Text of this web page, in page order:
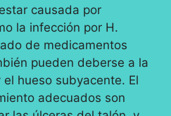
causada por
la infección por H.
de medicamentos
pueden deberse a la
hueso subyacente. El
adecuados son